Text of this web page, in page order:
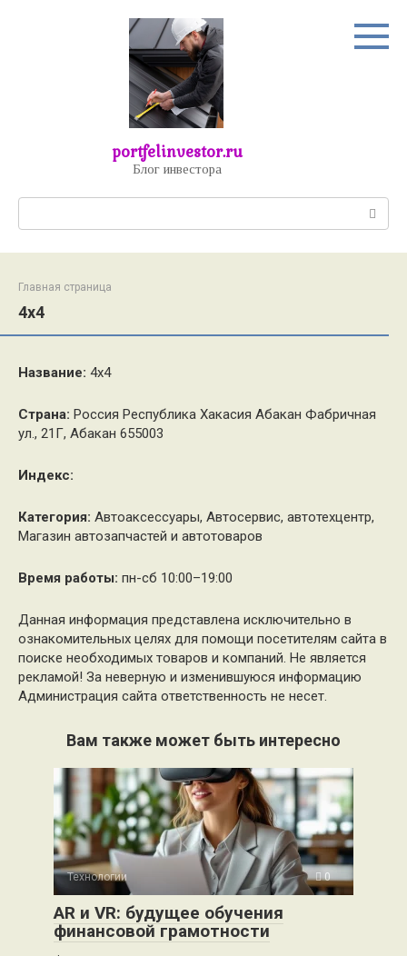
portfelinvestor.ru
Блог инвестора
Главная страница
4х4
Название: 4х4
Страна: Россия Республика Хакасия Абакан Фабричная
ул., 21Г, Абакан 655003
Индекс:
Категория: Автоаксессуары, Автосервис, автотехцентр,
Магазин автозапчастей и автотоваров
Время работы: пн-сб 10:00–19:00
Данная информация представлена исключительно в
ознакомительных целях для помощи посетителям сайта в
поиске необходимых товаров и компаний. Не является
рекламой! За неверную и изменившуюся информацию
Администрация сайта ответственность не несет.
Вам также может быть интересно
Технологии 0
AR и VR: будущее обучения
финансовой грамотности